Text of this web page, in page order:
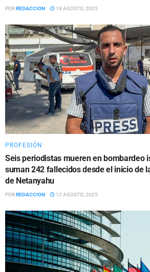
PORREDACCION 18 AGOSTO, 2025
PROFESIÓN
Seis periodistas mueren en bombardeo
suman 242 fallecidos desde el inicio de
de Netanyahu
PORREDACCION 12 AGOSTO, 2025